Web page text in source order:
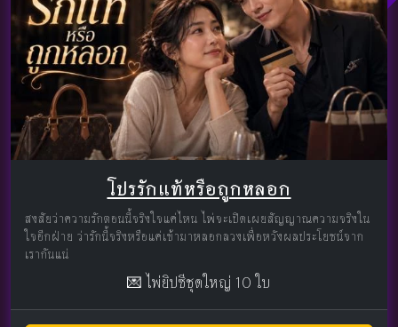
โปรรักแท้หรือถูกหลอก
สงสัยว่าความรักตอนนี้จริงใจแค่ไหน ไพ่จะเปิดเผยสัญญาณความจริงใน
ใจอีกฝ่าย ว่ารักนี้จริงหรือแค่เข้ามาหลอกลวงเพื่อหวังผลประโยชน์จาก
เรากันแน่
💌 ไพ่ยิปซีชุดใหญ่ 10 ใบ